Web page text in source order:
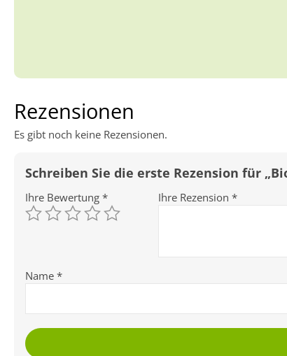
Rezensionen
Es gibt noch keine Rezensionen.
Schreiben Sie die erste Rezension für
Ihre Bewertung * Ihre Rezension *
Name *